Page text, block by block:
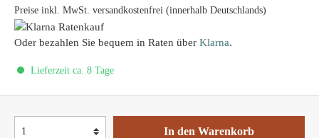
Preise inkl. MwSt. versandkostenfrei (innerhalb Deutschlands)
Oder bezahlen Sie bequem in Raten über Klarna.
Lieferzeit ca. 8 Tage
In den Warenkorb